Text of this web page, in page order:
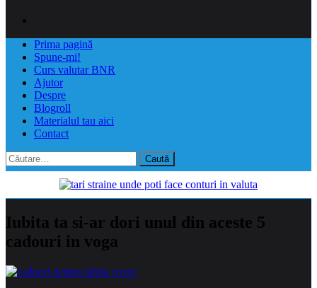
Prima pagină
Spune-mi!
Curs valutar BNR
Ajutor
Despre
Blogroll
Materialul tau aici
Contact
Caută
după:
Iubita ta si-ar dori unul din aceste 5
cadouri in voga